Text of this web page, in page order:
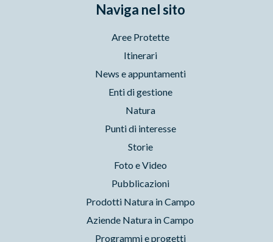
Naviga nel sito
Aree Protette
Itinerari
News e appuntamenti
Enti di gestione
Natura
Punti di interesse
Storie
Foto e Video
Pubblicazioni
Prodotti Natura in Campo
Aziende Natura in Campo
Programmi e progetti